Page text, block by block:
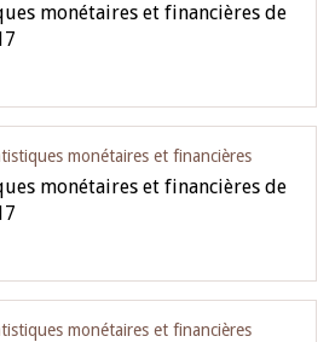
monétaires et financières de
monétaires et financières
monétaires et financières de
monétaires et financières